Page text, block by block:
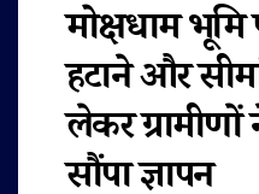
मोक्षधाम
हटाने और
लेकर
सौंपा ज्ञापन